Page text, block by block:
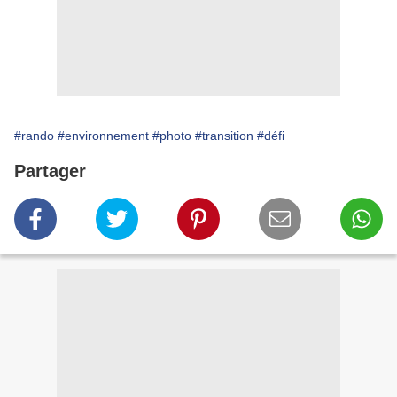
#rando #environnement #photo #transition #défi
Partager